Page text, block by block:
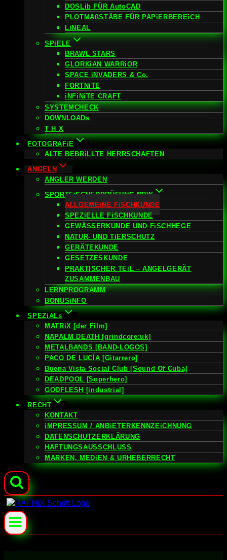
DOSLib FÜR AutoCAD
PLOTMAßSTÄBE FÜR PAPiERBEREiCH
LiNEAL
SPiELE
BRAWL STARS
GLORKiAN WARRiOR
SPACE iNVADERS & Co.
FORTNiTE
iNFiNiTE CRAFT
SYSTEMCHECK
DOWNLOADs
T H X
FOTOGRAFiE
ALTE BEBRiLLTE HERRSCHAFTEN
ANGELN
ANGLER WERDEN
SPORTFiSCHERPRÜFUNG NRW
ALLGEMEiNE FiSCHKUNDE
SPEZiELLE FiSCHKUNDE
GEWÄSSERKUNDE UND FiSCHHEGE
NATUR- UND TiERSCHUTZ
GERÄTEKUNDE
GESETZESKUNDE
PRAKTISCHER TEiL – ANGELGERÄT
ZUSAMMENBAU
LERNPROGRAMM
BONUSiNFO
SPEZiALs
MATRiX [der Film]
NAPALM DEATH [grindcore:uk]
METALBANDS [BAND-LOGOS]
PACO DE LUCÍA [Gitarrero]
Buena Vista Social Club [Sound Of Cuba]
DEADPOOL [Superhero]
GODFLESH [industrial]
RECHT
KONTAKT
iMPRESSUM / ANBiETERKENNZEiCHNUNG
DATENSCHUTZERKLÄRUNG
HAFTUNGSAUSSCHLUSS
MARKEN, MEDiEN & URHEBERRECHT